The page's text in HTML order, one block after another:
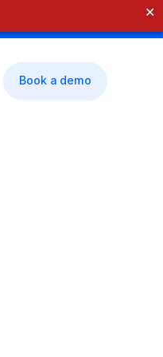
✕
🗓 Contact us
Book a demo